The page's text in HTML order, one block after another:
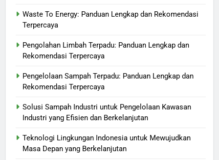
Waste To Energy: Panduan Lengkap dan Rekomendasi
Terpercaya
Pengolahan Limbah Terpadu: Panduan Lengkap dan
Rekomendasi Terpercaya
Pengelolaan Sampah Terpadu: Panduan Lengkap dan
Rekomendasi Terpercaya
Solusi Sampah Industri untuk Pengelolaan Kawasan
Industri yang Efisien dan Berkelanjutan
Teknologi Lingkungan Indonesia untuk Mewujudkan
Masa Depan yang Berkelanjutan